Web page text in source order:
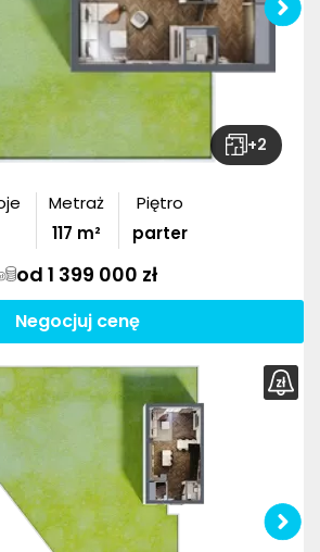
+2
Metraż
117 m²
Piętro
parter
od 1 399 000 zł
Negocjuj cenę